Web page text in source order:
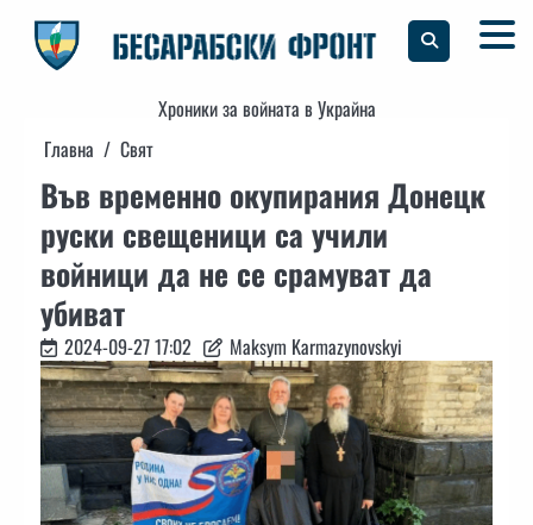
content
Хроники за войната в Украйна
Главна
Свят
Във временно окупирания Донецк
руски свещеници са учили
войници да не се срамуват да
убиват
2024-09-27 17:02 Maksym Karmazynovskyi